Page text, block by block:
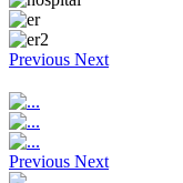
Previous Next
Previous Next